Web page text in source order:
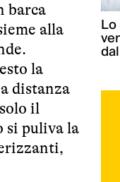
barca
alla
la
distanza
il
si puliva la